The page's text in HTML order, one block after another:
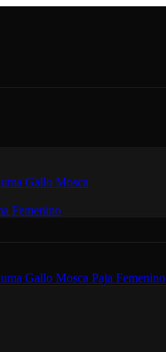
Gallo Mosca
Femenino
Gallo Mosca Paja Femenino